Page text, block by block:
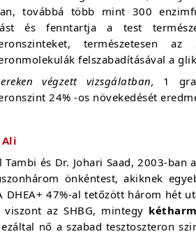
továbbá több mint 300
és fenntartja a test
természetesen
felszabadításával a
végzett vizsgálatban, 1
24% -os növekedését
Tambi és Dr. Johari Saad, 2003-
önkéntest, akiknek
DHEA+ 47%-al tetőzött három hét
viszont az SHBG, mintegy
nő a szabad tesztoszteron